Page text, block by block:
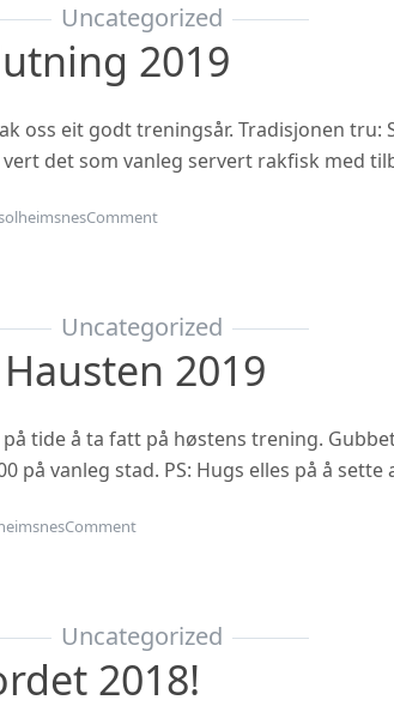
Uncategorized
2019
oss eit godt treningsår. Tradisjonen tru:
det som vanleg servert rakfisk med
Commenton Juleavslutning 2019
Uncategorized
2019
tide å ta fatt på høstens trening.
på vanleg stad. PS: Hugs elles på å sette
Commenton Oppstart hausten 2019
Uncategorized
2018!